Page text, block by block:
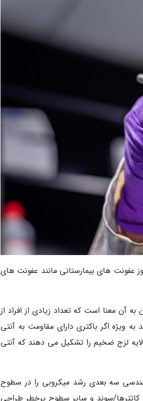
عفونت های بیمارستانی مانند عفونت های
به آن معنا است که تعداد زیادی از افراد از
اگر باکتری دارای مقاومت به آنتی
لزج ضخیم را تشکیل می دهند که آنتی
سه بعدی رشد میکروبی را در سطوح
کاتترها/سوند و سایر سطوح پرخطر طراحی